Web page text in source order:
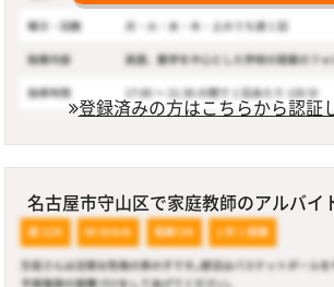
登録済みの方はこちらから認証
名古屋市守山区で家庭教師のアルバイ